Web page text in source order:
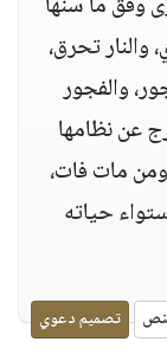
والنار تحرق،
والفجور
عن نظامها
ومن مات فات،
حياته
تصميم دعوي